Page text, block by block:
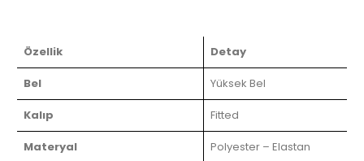
Özellik Detay
Bel Yüksek Bel
Kalıp Fitted
Materyal Polyester – Elastan